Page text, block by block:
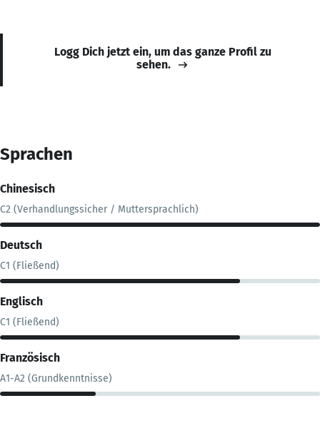
Logg Dich jetzt ein, um das ganze Profil zu
sehen.
Sprachen
Chinesisch
C2 (Verhandlungssicher / Muttersprachlich)
Deutsch
C1 (Fließend)
Englisch
C1 (Fließend)
Französisch
A1-A2 (Grundkenntnisse)